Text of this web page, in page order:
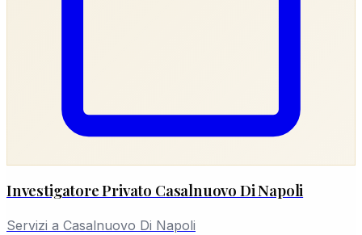
Investigatore Privato Casalnuovo Di Napoli
Servizi a Casalnuovo Di Napoli